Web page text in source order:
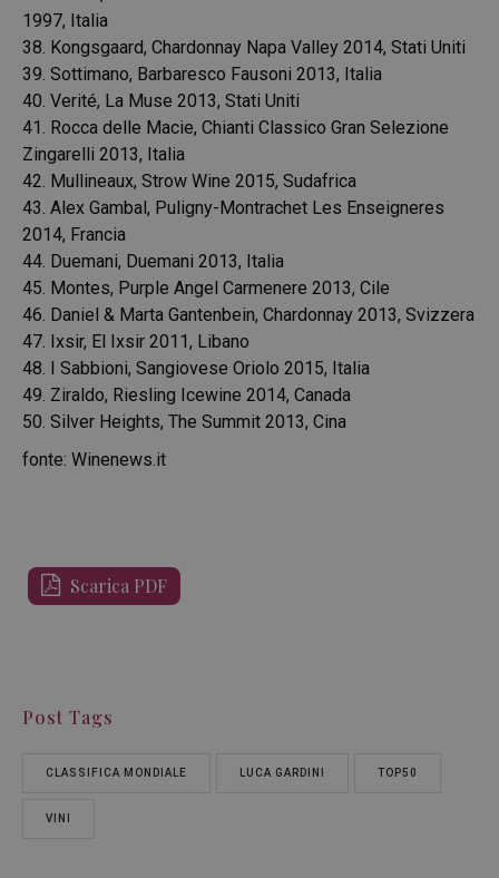
1997, Italia
38. Kongsgaard, Chardonnay Napa Valley 2014, Stati Uniti
39. Sottimano, Barbaresco Fausoni 2013, Italia
40. Verité, La Muse 2013, Stati Uniti
41. Rocca delle Macie, Chianti Classico Gran Selezione
Zingarelli 2013, Italia
42. Mullineaux, Strow Wine 2015, Sudafrica
43. Alex Gambal, Puligny-Montrachet Les Enseigneres
2014, Francia
44. Duemani, Duemani 2013, Italia
45. Montes, Purple Angel Carmenere 2013, Cile
46. Daniel & Marta Gantenbein, Chardonnay 2013, Svizzera
47. Ixsir, El Ixsir 2011, Libano
48. I Sabbioni, Sangiovese Oriolo 2015, Italia
49. Ziraldo, Riesling Icewine 2014, Canada
50. Silver Heights, The Summit 2013, Cina
fonte: Winenews.it
Scarica PDF
Post Tags
CLASSIFICA MONDIALE LUCA GARDINI TOP50
VINI